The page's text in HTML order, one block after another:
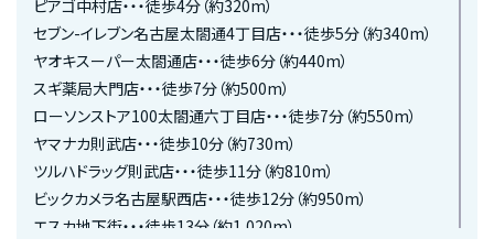
ピアゴ中村店・・・徒歩4分（約320m）
セブン-イレブン名古屋太閤通4丁目店・・・徒歩5分（約340m）
ヤオキスーパー太閤通店・・・徒歩6分（約440m）
スギ薬局大門店・・・徒歩7分（約500m）
ローソンストア100太閤通六丁目店・・・徒歩7分（約550m）
ヤマナカ則武店・・・徒歩10分（約730m）
ツルハドラッグ則武店・・・徒歩11分（約810m）
ビックカメラ名古屋駅西店・・・徒歩12分（約950m）
エスカ地下街・・・徒歩13分（約1,020m）